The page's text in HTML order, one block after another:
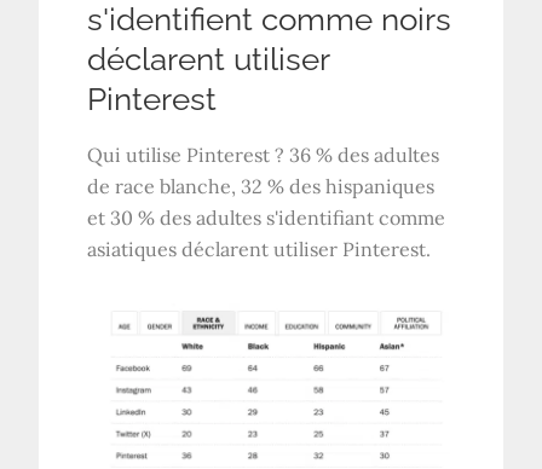
s'identifient comme noirs
déclarent utiliser
Pinterest
Qui utilise Pinterest ? 36 % des adultes
de race blanche, 32 % des hispaniques
et 30 % des adultes s'identifiant comme
asiatiques déclarent utiliser Pinterest.